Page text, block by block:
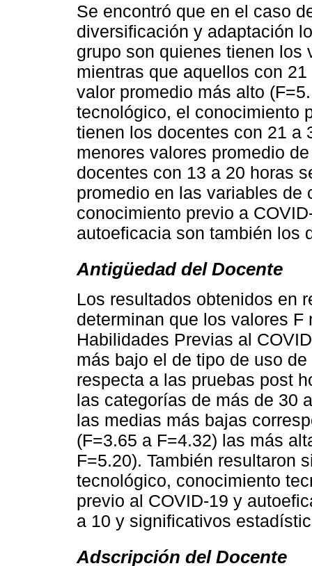
Se encontró que en el caso
diversificación y adaptación
grupo son quienes tienen los
mientras que aquellos con
valor promedio más alto
tecnológico, el conocimiento
tienen los docentes con 21 a
menores valores promedio
docentes con 13 a 20 horas
promedio en las variables de
conocimiento previo a
autoeficacia son también los
Antigüedad del Docente
Los resultados obtenidos en
determinan que los valores
Habilidades Previas al
más bajo el de tipo de uso
respecta a las pruebas post
las categorías de más de 30
las medias más bajas
(F=3.65 a F=4.32) las más
F=5.20). También resultaron
tecnológico, conocimiento
previo al COVID-19 y
a 10 y significativos
Adscripción del Docente